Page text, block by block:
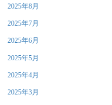
2025年8月
2025年7月
2025年6月
2025年5月
2025年4月
2025年3月